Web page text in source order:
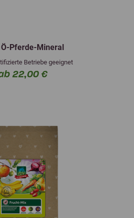
Ö-Pferde-Mineral
Betriebe geeignet
22,00 €